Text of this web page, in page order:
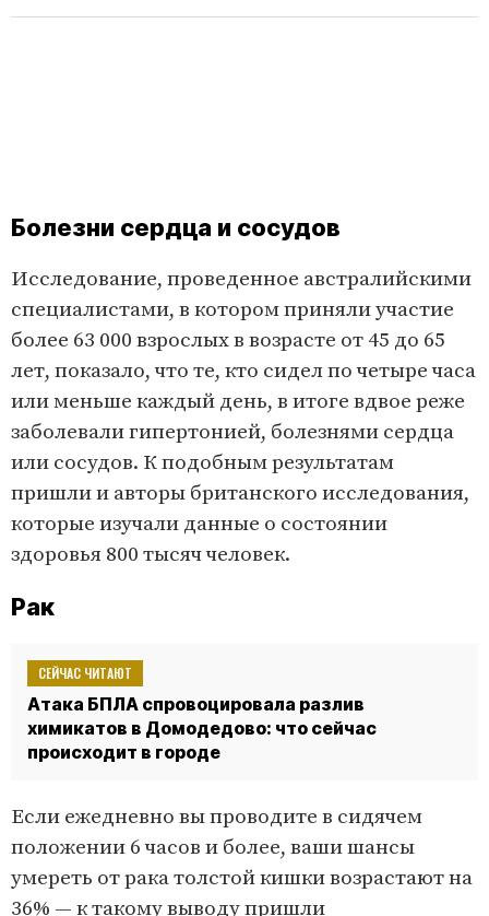
Болезни сердца и сосудов
Исследование, проведенное австралийскими
специалистами, в котором приняли участие
более 63 000 взрослых в возрасте от 45 до 65
лет, показало, что те, кто сидел по четыре часа
или меньше каждый день, в итоге вдвое реже
заболевали гипертонией, болезнями сердца
или сосудов. К подобным результатам
пришли и авторы британского исследования,
которые изучали данные о состоянии
здоровья 800 тысяч человек.
Рак
СЕЙЧАС ЧИТАЮТ
Атака БПЛА спровоцировала разлив
химикатов в Домодедово: что сейчас
происходит в городе
Если ежедневно вы проводите в сидячем
положении 6 часов и более, ваши шансы
умереть от рака толстой кишки возрастают на
36% — к такому выводу пришли